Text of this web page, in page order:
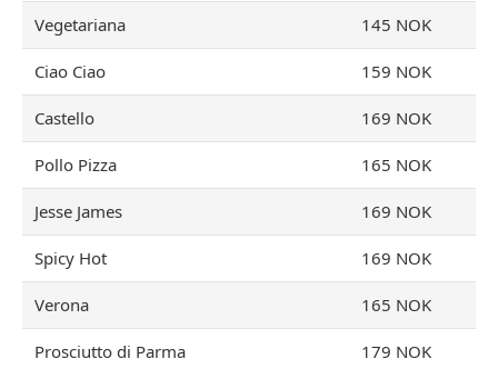
Vegetariana 145 NOK
Ciao Ciao 159 NOK
Castello 169 NOK
Pollo Pizza 165 NOK
Jesse James 169 NOK
Spicy Hot 169 NOK
Verona 165 NOK
Prosciutto di Parma 179 NOK